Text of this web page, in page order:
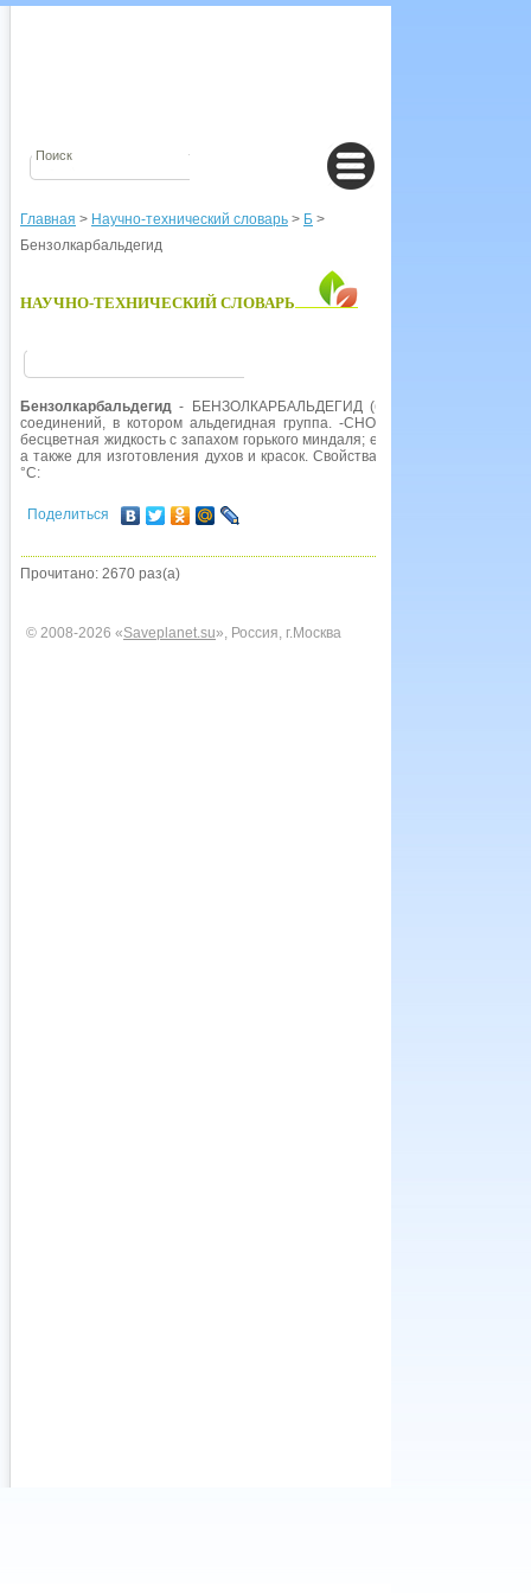
Главная > Научно-технический словарь > Б >
Бензолкарбальдегид
НАУЧНО-ТЕХНИЧЕСКИЙ СЛОВАРЬ
Бензолкарбальдегид - БЕНЗОЛКАРБАЛЬДЕГИД (бензальдегид,
соединений, в котором альдегидная группа. -СНО, присоединена
бесцветная жидкость с запахом горького миндаля; ее используют как
а также для изготовления духов и красок. Свойства: плотность 1,04;
°С:
Поделиться
Прочитано: 2670 раз(а)
© 2008-2026 «Saveplanet.su», Россия, г.Москва